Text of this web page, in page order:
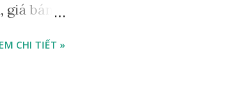
bán
tư Nhà
CHI TIẾT »